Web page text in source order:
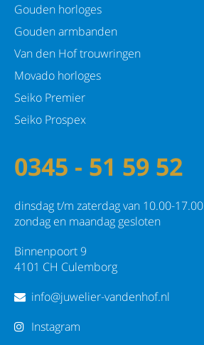
Gouden horloges
Gouden armbanden
Van den Hof trouwringen
Movado horloges
Seiko Premier
Seiko Prospex
0345 - 51 59 52
dinsdag t/m zaterdag van 10.00-17.00
zondag en maandag gesloten
Binnenpoort 9
4101 CH Culemborg
info@juwelier-vandenhof.nl
Instagram